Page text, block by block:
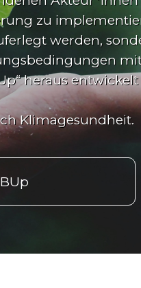
zu
werden,
heraus
Klimagesundheit.